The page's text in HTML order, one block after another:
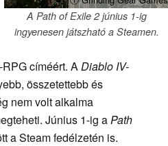
A Path of Exile 2 június 1-ig
ingyenesen játszható a Steamen.
címéért. ADiablo IV-
összetettebb és
nem volt alkalma
Június 1-ig aPath
a Steam fedélzetén is.